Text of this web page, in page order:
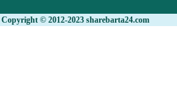
Copyright © 2012-2023 sharebarta24.com